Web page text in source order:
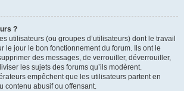
?
utilisateurs (ou groupes d’utilisateurs) dont le travail
le jour le bon fonctionnement du forum. Ils ont le
des messages, de verrouiller, déverrouiller,
les sujets des forums qu’ils modèrent.
empêchent que les utilisateurs partent en
contenu abusif ou offensant.